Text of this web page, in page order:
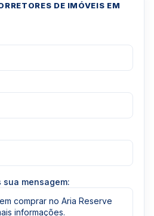
DE IMÓVEIS EM
sua mensagem: